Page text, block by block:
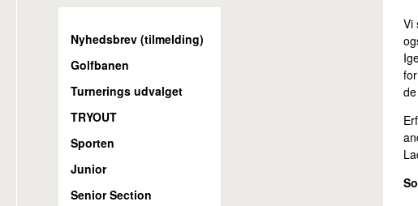
Nyhedsbrev (tilmelding)
Golfbanen
Turnerings udvalget
TRYOUT
Sporten
Junior
Senior Section
Vi